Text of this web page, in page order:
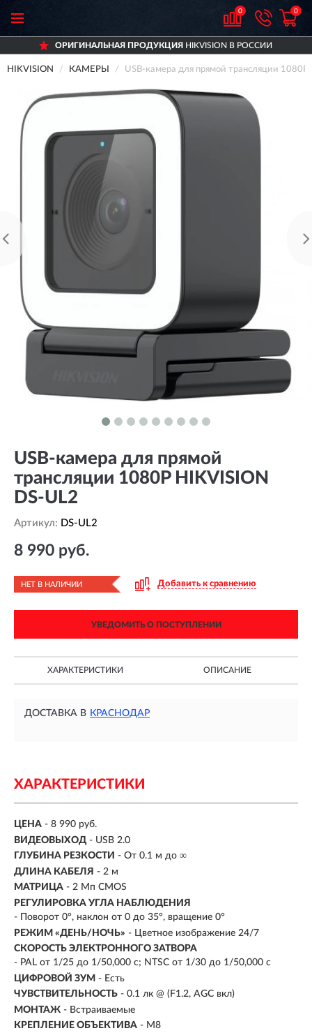
0 0
ОРИГИНАЛЬНАЯ ПРОДУКЦИЯ HIKVISION В РОССИИ
HIKVISION КАМЕРЫ USB-камера для прямой трансляции
USB-камера для прямой
трансляции 1080P HIKVISION
DS-UL2
Артикул: DS-UL2
8 990 руб.
НЕТ В НАЛИЧИИ Добавить к сравнению
УВЕДОМИТЬ О ПОСТУПЛЕНИИ
ХАРАКТЕРИСТИКИ ОПИСАНИЕ
ДОСТАВКА В КРАСНОДАР
ХАРАКТЕРИСТИКИ
ЦЕНА - 8 990 руб.
ВИДЕОВЫХОД - USB 2.0
ГЛУБИНА РЕЗКОСТИ - От 0.1 м до ∞
ДЛИНА КАБЕЛЯ - 2 м
МАТРИЦА - 2 Мп CMOS
РЕГУЛИРОВКА УГЛА НАБЛЮДЕНИЯ
- Поворот 0°, наклон от 0 до 35°, вращение 0°
РЕЖИМ «ДЕНЬ/НОЧЬ» - Цветное изображение 24/7
СКОРОСТЬ ЭЛЕКТРОННОГО ЗАТВОРА
- PAL от 1/25 до 1/50,000 с; NTSC от 1/30 до 1/50,000 с
ЦИФРОВОЙ ЗУМ - Есть
ЧУВСТВИТЕЛЬНОСТЬ - 0.1 лк @ (F1.2, AGC вкл)
МОНТАЖ - Встраиваемые
КРЕПЛЕНИЕ ОБЪЕКТИВА - M8